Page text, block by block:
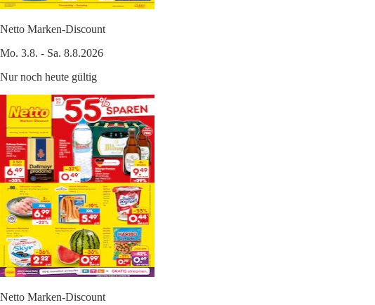
Netto Marken-Discount
Mo. 3.8. - Sa. 8.8.2026
Nur noch heute gültig
Netto Marken-Discount